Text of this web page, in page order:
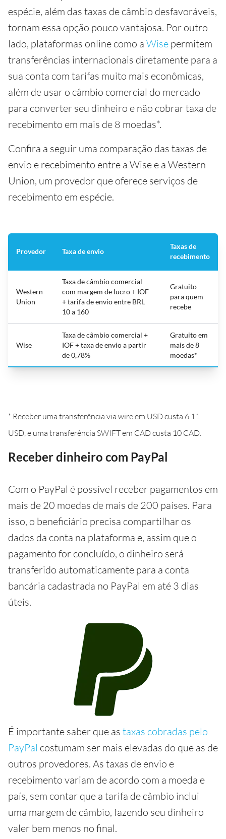
espécie, além das taxas de câmbio desfavoráveis,
tornam essa opção pouco vantajosa. Por outro
lado, plataformas online como a Wise permitem
transferências internacionais diretamente para a
sua conta com tarifas muito mais econômicas,
além de usar o câmbio comercial do mercado
para converter seu dinheiro e não cobrar taxa de
recebimento em mais de 8 moedas*.
Confira a seguir uma comparação das taxas de
envio e recebimento entre a Wise e a Western
Union, um provedor que oferece serviços de
recebimento em espécie.
Provedor Taxa de envio
Taxas de
recebimento
Western
Union
Taxa de câmbio comercial
com margem de lucro + IOF
+ tarifa de envio entre BRL
10 a 160
Gratuito
para quem
recebe
Wise
Taxa de câmbio comercial +
IOF + taxa de envio a partir
de 0,78%
Gratuito em
mais de 8
moedas*
* Receber uma transferência via wire em USD custa 6.11
USD, e uma transferência SWIFT em CAD custa 10 CAD.
Receber dinheiro com PayPal
Com o PayPal é possível receber pagamentos em
mais de 20 moedas de mais de 200 países. Para
isso, o beneficiário precisa compartilhar os
dados da conta na plataforma e, assim que o
pagamento for concluído, o dinheiro será
transferido automaticamente para a conta
bancária cadastrada no PayPal em até 3 dias
úteis.
É importante saber que as taxas cobradas pelo
PayPal costumam ser mais elevadas do que as de
outros provedores. As taxas de envio e
recebimento variam de acordo com a moeda e
país, sem contar que a tarifa de câmbio inclui
uma margem de câmbio, fazendo seu dinheiro
valer bem menos no final.